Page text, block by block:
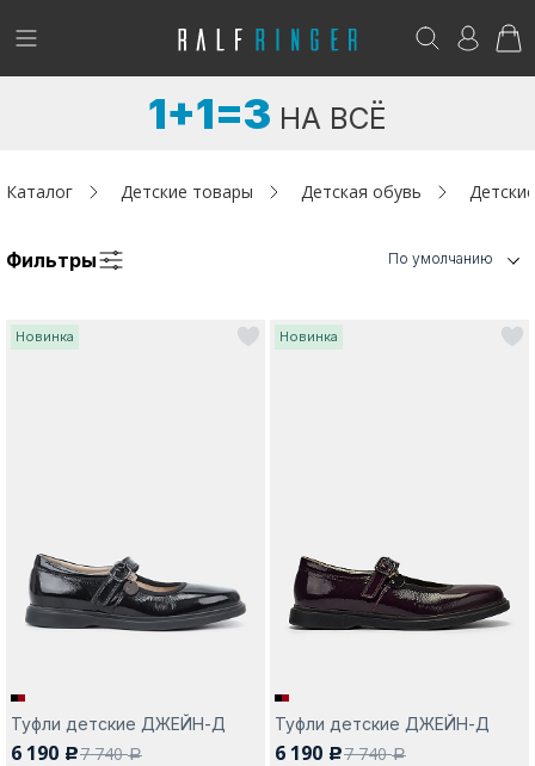
!
Женщинам
Да, все верно Изменить город
Возникли вопросы? - club@ralf.ru
1+1=3 НА ВСЁ
Каталог Детские товары Детская обувь
Фильтры По умолчанию
Новинка
Туфли детские ДЖЕЙН-Д
6 190 c7 740a
Новинка
Туфли детские ДЖЕЙН-Д
6 190 c7 740a